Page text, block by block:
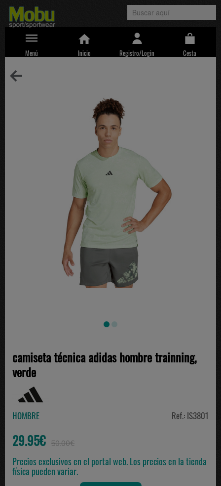
Menú Inicio Registro/Login Cesta
camiseta técnica adidas hombre trainning,
verde
HOMBRE Ref.: IS3801
29.95€ 50.00€
Precios exclusivos en el portal web. Los precios en la tienda
física pueden variar.